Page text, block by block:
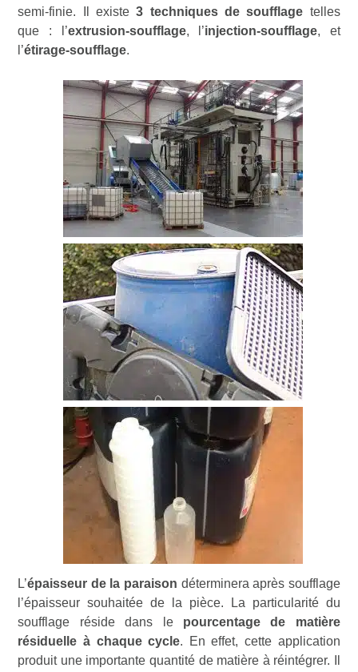
semi-finie. Il existe3 techniques de soufflage telles
que : l’extrusion-soufflage, l’injection-soufflage, et
l’étirage-soufflage.
L’épaisseur de la paraison déterminera après soufflage
l’épaisseur souhaitée de la pièce. La particularité du
soufflage réside dans le pourcentage de matière
résiduelle à chaque cycle. En effet, cette application
produit une importante quantité de matière à réintégrer. Il